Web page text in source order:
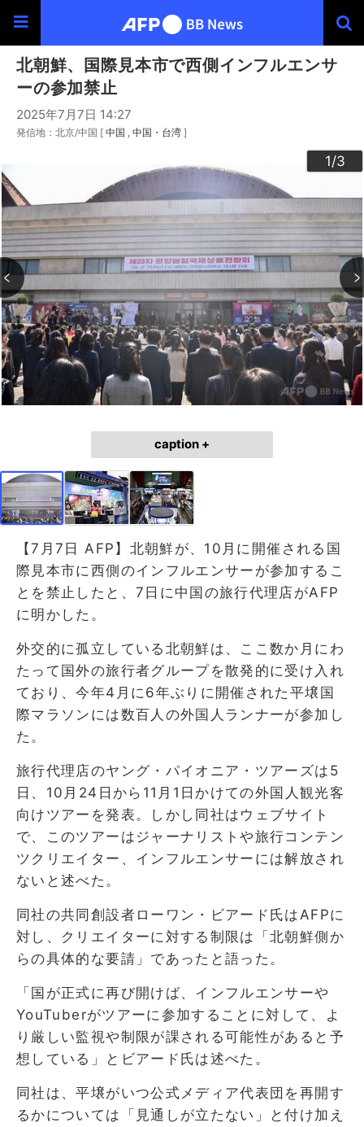
北朝鮮、国際見本市で西側インフルエンサ
ーの参加禁止
2025年7月7日 14:27
発信地：北京/中国 [ 中国 中国・台湾 ]
1/3
2/3
3/3
caption +
【7月7日 AFP】北朝鮮が、10月に開催される国
際見本市に西側のインフルエンサーが参加するこ
とを禁止したと、7日に中国の旅行代理店がAFP
に明かした。
外交的に孤立している北朝鮮は、ここ数か月にわ
たって国外の旅行者グループを散発的に受け入れ
ており、今年4月に6年ぶりに開催された平壌国
際マラソンには数百人の外国人ランナーが参加し
た。
旅行代理店のヤング・パイオニア・ツアーズは5
日、10月24日から11月1日かけての外国人観光客
向けツアーを発表。しかし同社はウェブサイト
で、このツアーはジャーナリストや旅行コンテン
ツクリエイター、インフルエンサーには解放され
ないと述べた。
同社の共同創設者ローワン・ビアード氏はAFPに
対し、クリエイターに対する制限は「北朝鮮側か
らの具体的な要請」であったと語った。
「国が正式に再び開けば、インフルエンサーや
YouTuberがツアーに参加することに対して、よ
り厳しい監視や制限が課される可能性があると予
想している」とビアード氏は述べた。
同社は、平壌がいつ公式メディア代表団を再開す
るかについては「見通しが立たない」と付け加え